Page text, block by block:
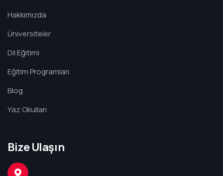
Hakkımızda
Üniversiteler
Dil Eğitimi
Eğitim Programları
Blog
Yaz Okulları
Bize Ulaşın